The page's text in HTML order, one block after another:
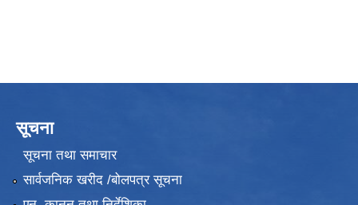
सूचना
सूचना तथा समाचार
सार्वजनिक खरीद /बोलपत्र सूचना